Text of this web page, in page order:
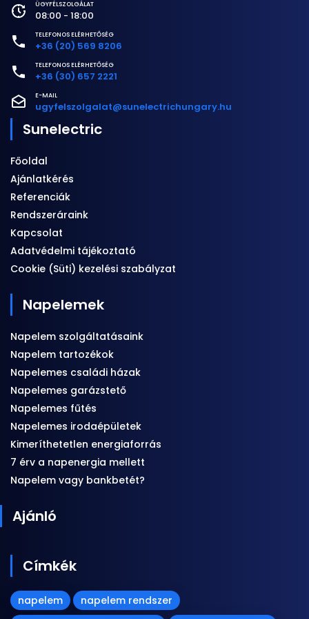
referenciákkal rendelkező napelem rendszer telepítő
céget válasszunk, aki a napelemes rendszerek kulcsrakész
kivitelezését végzi, de lássuk mit takar a kulcsrakész
kivitelezés a napelem rendszerek esetében.
ÜGYFÉLSZOLGÁLAT
08:00 - 18:00
TELEFONOS ELÉRHETŐSÉG
+36 (20) 569 8206‬
TELEFONOS ELÉRHETŐSÉG
+36 (30) 657 2221
E-MAIL
ugyfelszolgalat@sunelectrichungary.hu
Sunelectric
Főoldal
Ajánlatkérés
Referenciák
Rendszeráraink
Kapcsolat
Adatvédelmi tájékoztató
Cookie (Süti) kezelési szabályzat
Napelemek
Napelem szolgáltatásaink
Napelem tartozékok
Napelemes családi házak
Napelemes garázstető
Napelemes fűtés
Napelemes irodaépületek
Kimeríthetetlen energiaforrás
7 érv a napenergia mellett
Napelem vagy bankbetét?
Ajánló
Címkék
napelem
napelem rendszer